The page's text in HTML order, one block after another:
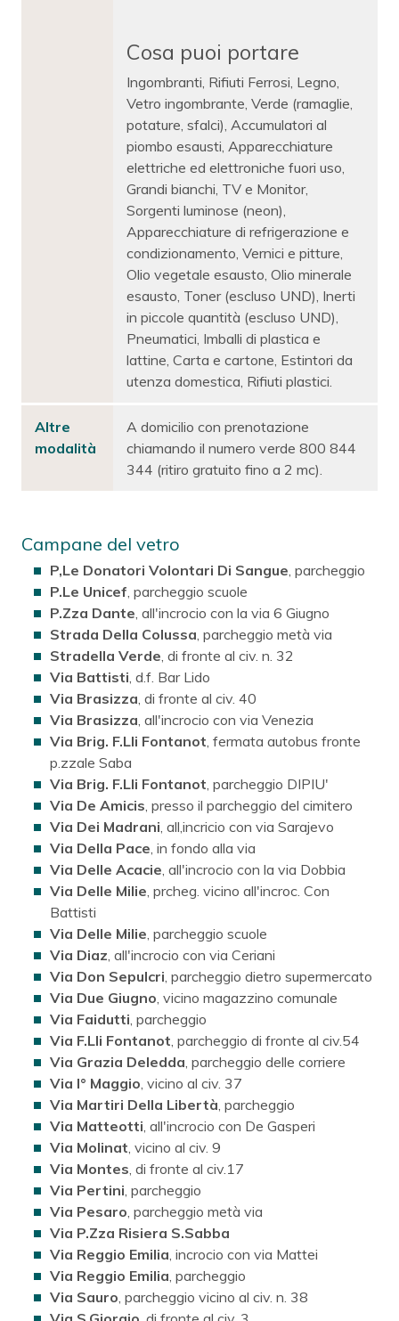
Cosa puoi portare
Ingombranti, Rifiuti Ferrosi, Legno,
Vetro ingombrante, Verde (ramaglie,
potature, sfalci), Accumulatori al
piombo esausti, Apparecchiature
elettriche ed elettroniche fuori uso,
Grandi bianchi, TV e Monitor,
Sorgenti luminose (neon),
Apparecchiature di refrigerazione e
condizionamento, Vernici e pitture,
Olio vegetale esausto, Olio minerale
esausto, Toner (escluso UND), Inerti
in piccole quantità (escluso UND),
Pneumatici, Imballi di plastica e
lattine, Carta e cartone, Estintori da
utenza domestica, Rifiuti plastici.
Altre
modalità
A domicilio con prenotazione
chiamando il numero verde 800 844
344 (ritiro gratuito fino a 2 mc).
Campane del vetro
P,Le Donatori Volontari Di Sangue , parcheggio
P.Le Unicef , parcheggio scuole
P.Zza Dante , all'incrocio con la via 6 Giugno
Strada Della Colussa , parcheggio metà via
Stradella Verde , di fronte al civ. n. 32
Via Battisti , d.f. Bar Lido
Via Brasizza , di fronte al civ. 40
Via Brasizza , all'incrocio con via Venezia
Via Brig. F.Lli Fontanot , fermata autobus fronte
p.zzale Saba
Via Brig. F.Lli Fontanot , parcheggio DIPIU'
Via De Amicis , presso il parcheggio del cimitero
Via Dei Madrani , all,incricio con via Sarajevo
Via Della Pace , in fondo alla via
Via Delle Acacie , all'incrocio con la via Dobbia
Via Delle Milie , prcheg. vicino all'incroc. Con
Battisti
Via Delle Milie , parcheggio scuole
Via Diaz , all'incrocio con via Ceriani
Via Don Sepulcri , parcheggio dietro supermercato
Via Due Giugno , vicino magazzino comunale
Via Faidutti , parcheggio
Via F.Lli Fontanot , parcheggio di fronte al civ.54
Via Grazia Deledda , parcheggio delle corriere
Via I° Maggio , vicino al civ. 37
Via Martiri Della Libertà , parcheggio
Via Matteotti , all'incrocio con De Gasperi
Via Molinat , vicino al civ. 9
Via Montes , di fronte al civ.17
Via Pertini , parcheggio
Via Pesaro , parcheggio metà via
Via P.Zza Risiera S.Sabba
Via Reggio Emilia , incrocio con via Mattei
Via Reggio Emilia , parcheggio
Via Sauro , parcheggio vicino al civ. n. 38